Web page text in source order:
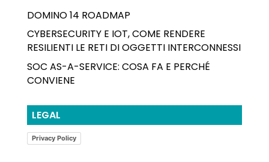
DOMINO 14 ROADMAP
CYBERSECURITY E IOT, COME RENDERE
RESILIENTI LE RETI DI OGGETTI INTERCONNESSI
SOC AS-A-SERVICE: COSA FA E PERCHÉ
CONVIENE
LEGAL
Privacy Policy